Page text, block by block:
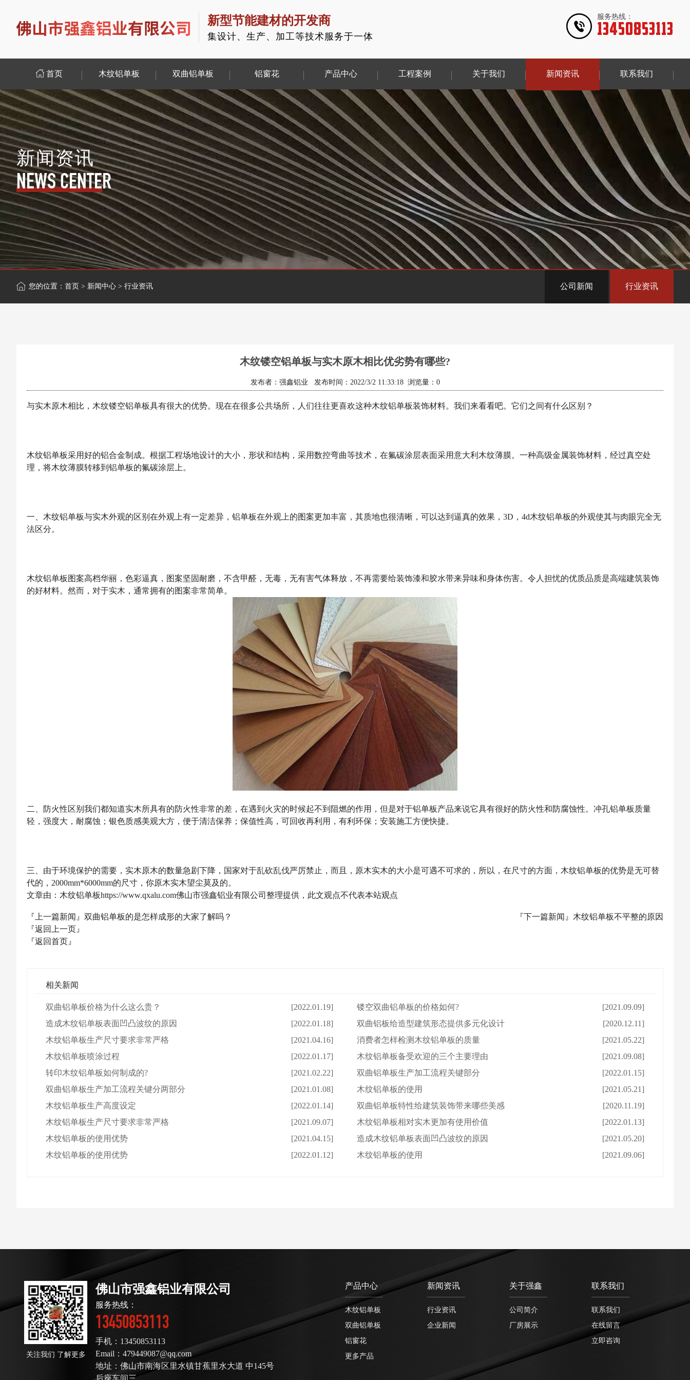
新型节能建材的开发商
集设计、生产、加工等技术服务于一体
服务热线：
13450853113
首页 木纹铝单板 双曲铝单板 铝窗花 产品中心 工程案例 关于我们 新闻资讯 联系我们
新闻资讯
NEWS CENTER
您的位置： 首页 > 新闻中心 > 行业资讯 公司新闻 行业资讯
木纹镂空铝单板与实木原木相比优劣势有哪些?
发布者：强鑫铝业 发布时间：2022/3/2 11:33:18 浏览量： 0
与实木原木相比，木纹镂空铝单板具有很大的优势。现在在很多公共场所，人们往往更喜欢这种木纹铝单板装饰材料。我们来看看吧。它们之间有什么区别？
木纹铝单板采用好的铝合金制成。根据工程场地设计的大小，形状和结构，采用数控弯曲等技术，在氟碳涂层表面采用意大利木纹薄膜。一种高级金属装饰材料，经过真空处
理，将木纹薄膜转移到铝单板的氟碳涂层上。
一、木纹铝单板与实木外观的区别在外观上有一定差异，铝单板在外观上的图案更加丰富，其质地也很清晰，可以达到逼真的效果，3D，4d木纹铝单板的外观使其与肉眼完全无
法区分。
木纹铝单板图案高档华丽，色彩逼真，图案坚固耐磨，不含甲醛，无毒，无有害气体释放，不再需要给装饰漆和胶水带来异味和身体伤害。令人担忧的优质品质是高端建筑装饰
的好材料。然而，对于实木，通常拥有的图案非常简单。
二、防火性区别我们都知道实木所具有的防火性非常的差，在遇到火灾的时候起不到阻燃的作用，但是对于铝单板产品来说它具有很好的防火性和防腐蚀性。冲孔铝单板质量
轻，强度大，耐腐蚀；银色质感美观大方，便于清洁保养；保值性高，可回收再利用，有利环保；安装施工方便快捷。
三、由于环境保护的需要，实木原木的数量急剧下降，国家对于乱砍乱伐严厉禁止，而且，原木实木的大小是可遇不可求的，所以，在尺寸的方面，木纹铝单板的优势是无可替
代的，2000mm*6000mm的尺寸，你原木实木望尘莫及的。
文章由：木纹铝单板https://www.qxalu.com佛山市强鑫铝业有限公司整理提供，此文观点不代表本站观点
『上一篇新闻』 双曲铝单板的是怎样成形的大家了解吗？ 『下一篇新闻』 木纹铝单板不平整的原因
『返回上一页』
『返回首页』
相关新闻
[2022.01.19]
双曲铝单板价格为什么这么贵？ [2021.09.09]
镂空双曲铝单板的价格如何?
[2022.01.18]
造成木纹铝单板表面凹凸波纹的原因 [2020.12.11]
双曲铝板给造型建筑形态提供多元化设计
[2021.04.16]
木纹铝单板生产尺寸要求非常严格 [2021.05.22]
消费者怎样检测木纹铝单板的质量
[2022.01.17]
木纹铝单板喷涂过程 [2021.09.08]
木纹铝单板备受欢迎的三个主要理由
[2021.02.22]
转印木纹铝单板如何制成的? [2022.01.15]
双曲铝单板生产加工流程关键部分
[2021.01.08]
双曲铝单板生产加工流程关键分两部分 [2021.05.21]
木纹铝单板的使用
[2022.01.14]
木纹铝单板生产高度设定 [2020.11.19]
双曲铝单板特性给建筑装饰带来哪些美感
[2021.09.07]
木纹铝单板生产尺寸要求非常严格 [2022.01.13]
木纹铝单板相对实木更加有使用价值
[2021.04.15]
木纹铝单板的使用优势 [2021.05.20]
造成木纹铝单板表面凹凸波纹的原因
[2022.01.12]
木纹铝单板的使用优势 [2021.09.06]
木纹铝单板的使用
关注我们 了解更多
佛山市强鑫铝业有限公司
服务热线：
13450853113
手机：13450853113
Email：479449087@qq.com
地址：佛山市南海区里水镇甘蕉里水大道 中145号
后座车间三
产品中心
木纹铝单板
双曲铝单板
铝窗花
更多产品
新闻资讯
行业资讯
企业新闻
关于强鑫
公司简介
厂房展示
联系我们
联系我们
在线留言
立即咨询